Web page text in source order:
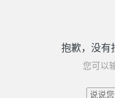
抱歉，没有
您可以
说说